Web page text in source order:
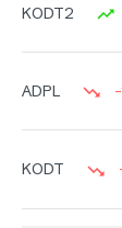
KODT2
ADPL
KODT